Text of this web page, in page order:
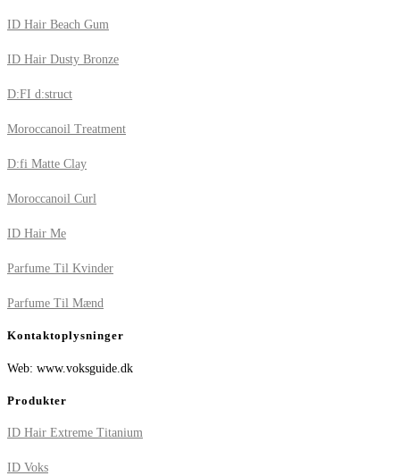
ID Hair Beach Gum
ID Hair Dusty Bronze
D:FI d:struct
Moroccanoil Treatment
D:fi Matte Clay
Moroccanoil Curl
ID Hair Me
Parfume Til Kvinder
Parfume Til Mænd
Kontaktoplysninger
Web: www.voksguide.dk
Produkter
ID Hair Extreme Titanium
ID Voks